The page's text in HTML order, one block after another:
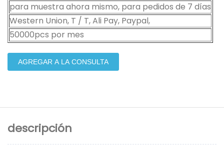
para muestra ahora mismo, para pedidos de 7 días
Western Union, T / T, Ali Pay, Paypal,
50000pcs por mes
AGREGAR A LA CONSULTA
descripción